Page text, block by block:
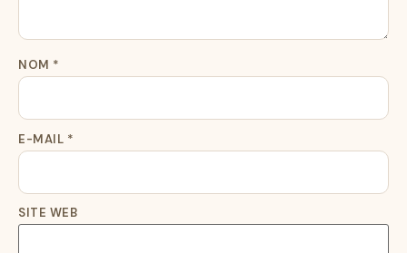
NOM *
E-MAIL *
SITE WEB